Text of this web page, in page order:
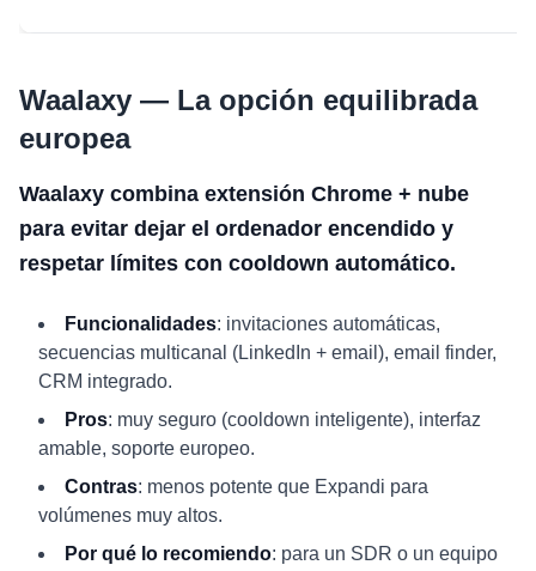
Waalaxy — La opción equilibrada
europea
Waalaxy combina extensión Chrome + nube
para evitar dejar el ordenador encendido y
respetar límites con cooldown automático.
Funcionalidades: invitaciones automáticas,
secuencias multicanal (LinkedIn + email), email finder,
CRM integrado.
Pros: muy seguro (cooldown inteligente), interfaz
amable, soporte europeo.
Contras: menos potente que Expandi para
volúmenes muy altos.
Por qué lo recomiendo: para un SDR o un equipo